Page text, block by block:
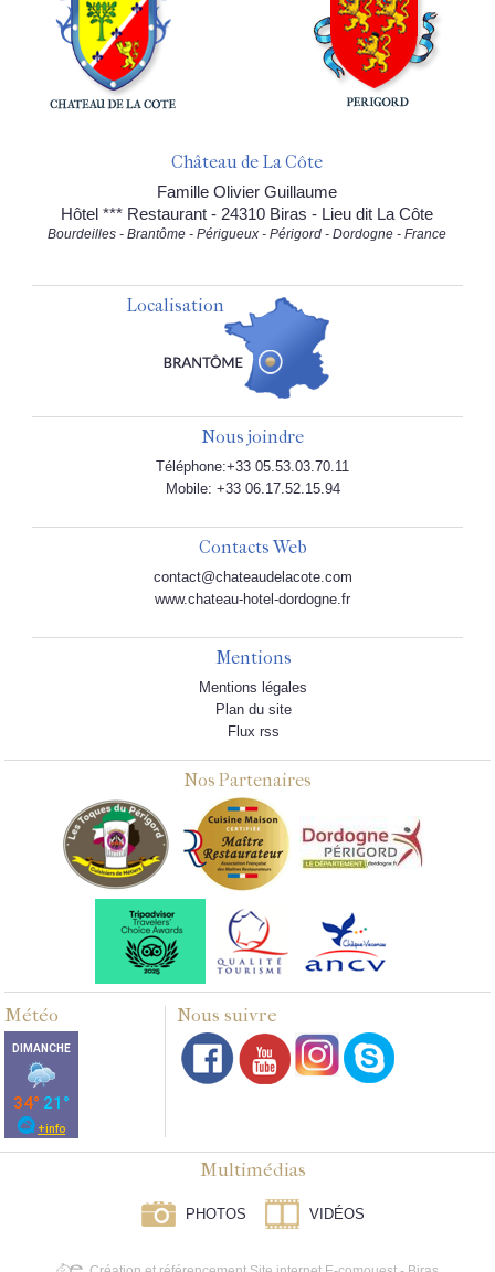
Château de La Côte
Famille Olivier Guillaume
Hôtel *** Restaurant - 24310 Biras - Lieu dit La Côte
Bourdeilles - Brantôme - Périgueux - Périgord - Dordogne - France
Localisation
Nous joindre
Téléphone:+33 05.53.03.70.11
Mobile: +33 06.17.52.15.94
Contacts Web
contact@chateaudelacote.com
www.chateau-hotel-dordogne.fr
Mentions
Mentions légales
Plan du site
Flux rss
Nos Partenaires
Météo Nous suivre
Multimédias
PHOTOS VIDÉOS